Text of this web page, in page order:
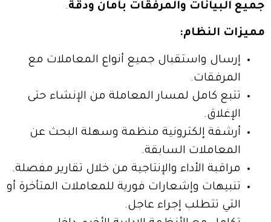
جميع البيانات والمرفقات بأمان ودقة.
مميزات النظام:
إرسال واستقبال جميع أنواع المعاملات مع
المرفقات.
تتبع كامل لمسار المعاملة من الإنشاء حتى
الإغلاق.
أرشفة إلكترونية منظمة وسهلة البحث عن
المعاملات السابقة.
مراقبة الأداء والإنتاجية من خلال تقارير مفصلة.
تنبيهات وإشعارات فورية للمعاملات المتأخرة أو
التي تتطلب إجراء عاجل.